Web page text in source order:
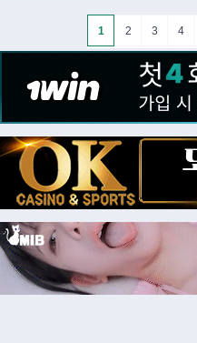
1 2 3 4